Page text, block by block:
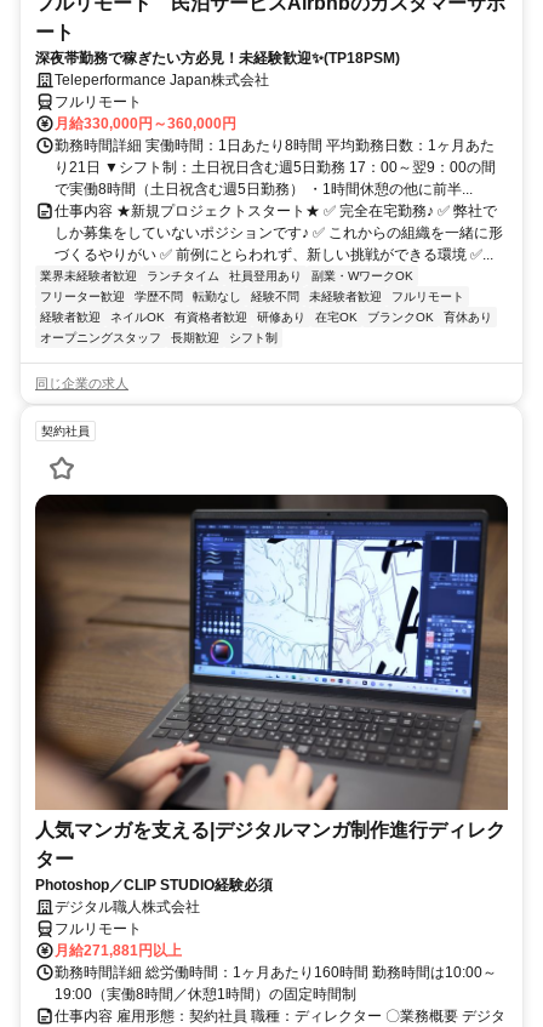
ート
深夜帯勤務で稼ぎたい方必見！未経験歓迎✨(TP18PSM)
Teleperformance Japan株式会社
フルリモート
月給330,000円～360,000円
勤務時間詳細 実働時間：1日あたり8時間 平均勤務日数：1ヶ月あた
り21日 ▼シフト制：土日祝日含む週5日勤務 17：00～翌9：00の間
で実働8時間（土日祝含む週5日勤務） ・1時間休憩の他に前半...
仕事内容 ★新規プロジェクトスタート★ ✅ 完全在宅勤務♪ ✅ 弊社で
しか募集をしていないポジションです♪ ✅ これからの組織を一緒に形
づくるやりがい ✅ 前例にとらわれず、新しい挑戦ができる環境 ✅...
業界未経験者歓迎 ランチタイム 社員登用あり
副業・WワークOK
フリーター歓迎
学歴不問 転勤なし 経験不問 未経験者歓迎
フルリモート
経験者歓迎
ネイルOK 有資格者歓迎 研修あり 在宅OK ブランクOK
育休あり
オープニングスタッフ
長期歓迎 シフト制
同じ企業の求人
契約社員
人気マンガを支える|デジタルマンガ制作進行ディレク
ター
Photoshop／CLIP STUDIO経験必須
デジタル職人株式会社
フルリモート
月給271,881円以上
勤務時間詳細 総労働時間：1ヶ月あたり160時間 勤務時間は10:00～
19:00（実働8時間／休憩1時間）の固定時間制
仕事内容 雇用形態：契約社員 職種：ディレクター 〇業務概要 デジタ